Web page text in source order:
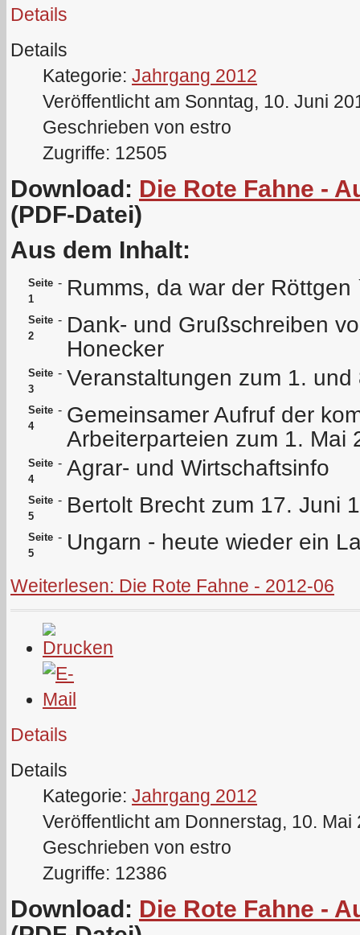
Details
Details
Kategorie: Jahrgang 2012
Veröffentlicht am Sonntag, 10. Juni
Geschrieben von estro
Zugriffe: 12505
Download: Die Rote Fahne -
(PDF-Datei)
Aus dem Inhalt:
Seite
1
- Rumms, da war der Röttgen
Seite
2
- Dank- und Grußschreiben
Honecker
Seite
3
- Veranstaltungen zum 1. und
Seite
4
- Gemeinsamer Aufruf der
Arbeiterparteien zum 1. Mai
Seite
4
- Agrar- und Wirtschaftsinfo
Seite
5
- Bertolt Brecht zum 17. Juni
Seite
5
- Ungarn - heute wieder ein
Weiterlesen: Die Rote Fahne - 2012-06
Details
Details
Kategorie: Jahrgang 2012
Veröffentlicht am Donnerstag, 10. Mai
Geschrieben von estro
Zugriffe: 12386
Download: Die Rote Fahne -